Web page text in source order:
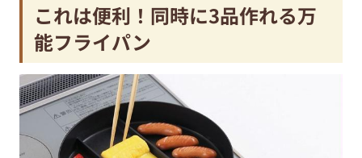
これは便利！同時に3品作れる万
能フライパン